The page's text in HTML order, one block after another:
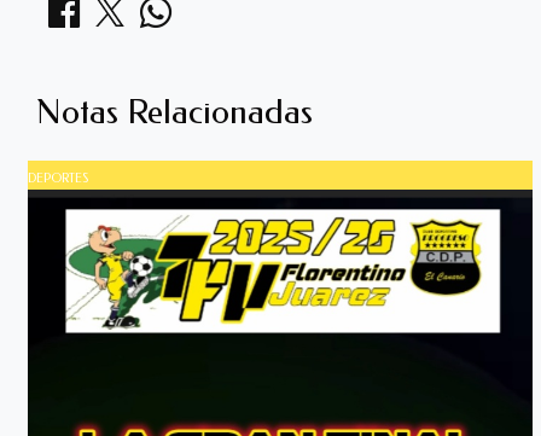
Notas Relacionadas
DEPORTES